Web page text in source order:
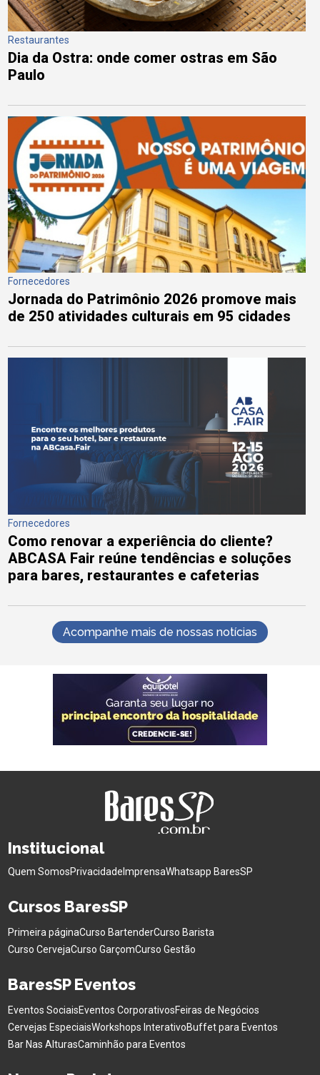
Restaurantes
Dia da Ostra: onde comer ostras em São
Paulo
Fornecedores
Jornada do Patrimônio 2026 promove mais
de 250 atividades culturais em 95 cidades
Fornecedores
Como renovar a experiência do cliente?
ABCASA Fair reúne tendências e soluções
para bares, restaurantes e cafeterias
Acompanhe mais de nossas notícias
Institucional
Quem SomosPrivacidade ImprensaWhatsapp BaresSP
Cursos BaresSP
Primeira páginaCurso BartenderCurso Barista
Curso CervejaCurso GarçomCurso Gestão
BaresSP Eventos
Eventos SociaisEventos CorporativosFeiras de Negócios
Cervejas EspeciaisWorkshops InterativoBuffet para Eventos
Bar Nas AlturasCaminhão para Eventos